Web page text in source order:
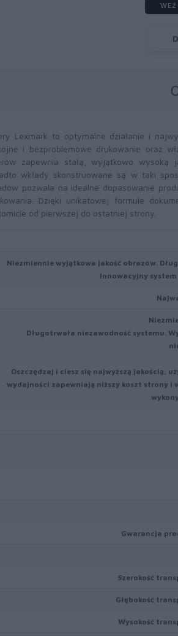
WEŹ
Lexmark to optymalne działanie i
i bezproblemowe drukowanie oraz
zapewnia stałą, wyjątkowo wysoką
wkłady skonstruowane są w taki
pozwala na idealne dopasowanie
Dzięki unikatowej formule
od pierwszej do ostatniej strony.
Niezmiennie wyjątkowa jakość obrazów.
Innowacyjny
Długotrwała niezawodność systemu.
Oszczędzaj i ciesz się najwyższą jakością,
wydajności zapewniają niższy koszt strony i
Gwarancja
Szerokość
Głębokość
Wysokość